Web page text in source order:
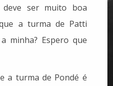
ser muito boa
a turma de Patti
minha? Espero que
a turma de Pondé é